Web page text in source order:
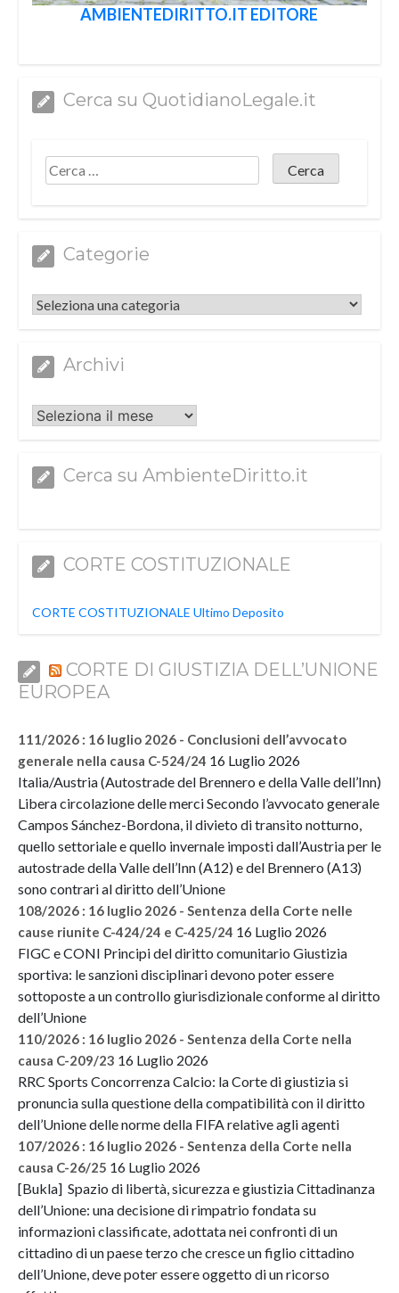
AMBIENTEDIRITTO.IT EDITORE
Cerca su QuotidianoLegale.it
Categorie
Categorie
Archivi
Archivi
Cerca su AmbienteDiritto.it
CORTE COSTITUZIONALE
CORTE COSTITUZIONALE Ultimo Deposito
CORTE DI GIUSTIZIA DELL’UNIONE
EUROPEA
111/2026 : 16 luglio 2026 - Conclusioni dell’avvocato
generale nella causa C-524/24 16 Luglio 2026
Italia/Austria (Autostrade del Brennero e della Valle dell’Inn)
Libera circolazione delle merci Secondo l’avvocato generale
Campos Sánchez-Bordona, il divieto di transito notturno,
quello settoriale e quello invernale imposti dall’Austria per le
autostrade della Valle dell’Inn (A12) e del Brennero (A13)
sono contrari al diritto dell’Unione
108/2026 : 16 luglio 2026 - Sentenza della Corte nelle
cause riunite C-424/24 e C-425/24 16 Luglio 2026
FIGC e CONI Principi del diritto comunitario Giustizia
sportiva: le sanzioni disciplinari devono poter essere
sottoposte a un controllo giurisdizionale conforme al diritto
dell’Unione
110/2026 : 16 luglio 2026 - Sentenza della Corte nella
causa C-209/23 16 Luglio 2026
RRC Sports Concorrenza Calcio: la Corte di giustizia si
pronuncia sulla questione della compatibilità con il diritto
dell’Unione delle norme della FIFA relative agli agenti
107/2026 : 16 luglio 2026 - Sentenza della Corte nella
causa C-26/25 16 Luglio 2026
[Bukla] Spazio di libertà, sicurezza e giustizia Cittadinanza
dell’Unione: una decisione di rimpatrio fondata su
informazioni classificate, adottata nei confronti di un
cittadino di un paese terzo che cresce un figlio cittadino
dell’Unione, deve poter essere oggetto di un ricorso